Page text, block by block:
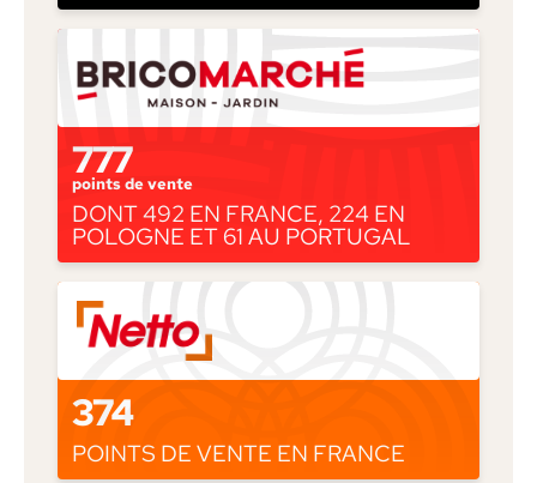
777
points de vente
DONT 492 EN FRANCE, 224 EN
POLOGNE ET 61 AU PORTUGAL
374
POINTS DE VENTE EN FRANCE